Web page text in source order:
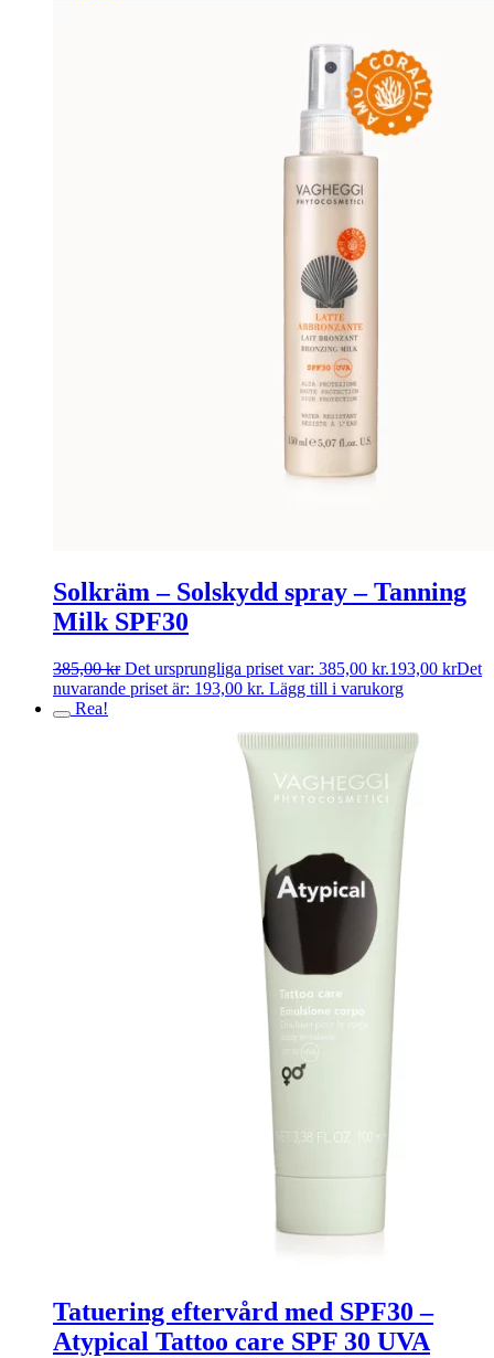
Solkräm – Solskydd spray – Tanning
Milk SPF30
385,00kr Det ursprungliga priset var: 385,00 kr.193,00 krDet
nuvarande priset är: 193,00 kr. Lägg till i varukorg
Rea!
Tatuering eftervård med SPF30 –
Atypical Tattoo care SPF 30 UVA